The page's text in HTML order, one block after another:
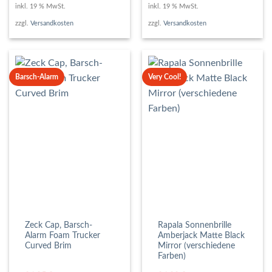
inkl. 19 % MwSt.
zzgl. Versandkosten
inkl. 19 % MwSt.
zzgl. Versandkosten
Barsch-Alarm
Zeck Cap, Barsch-
Alarm Foam Trucker
Curved Brim
Very Cool!
Rapala Sonnenbrille
Amberjack Matte Black
Mirror (verschiedene
Farben)